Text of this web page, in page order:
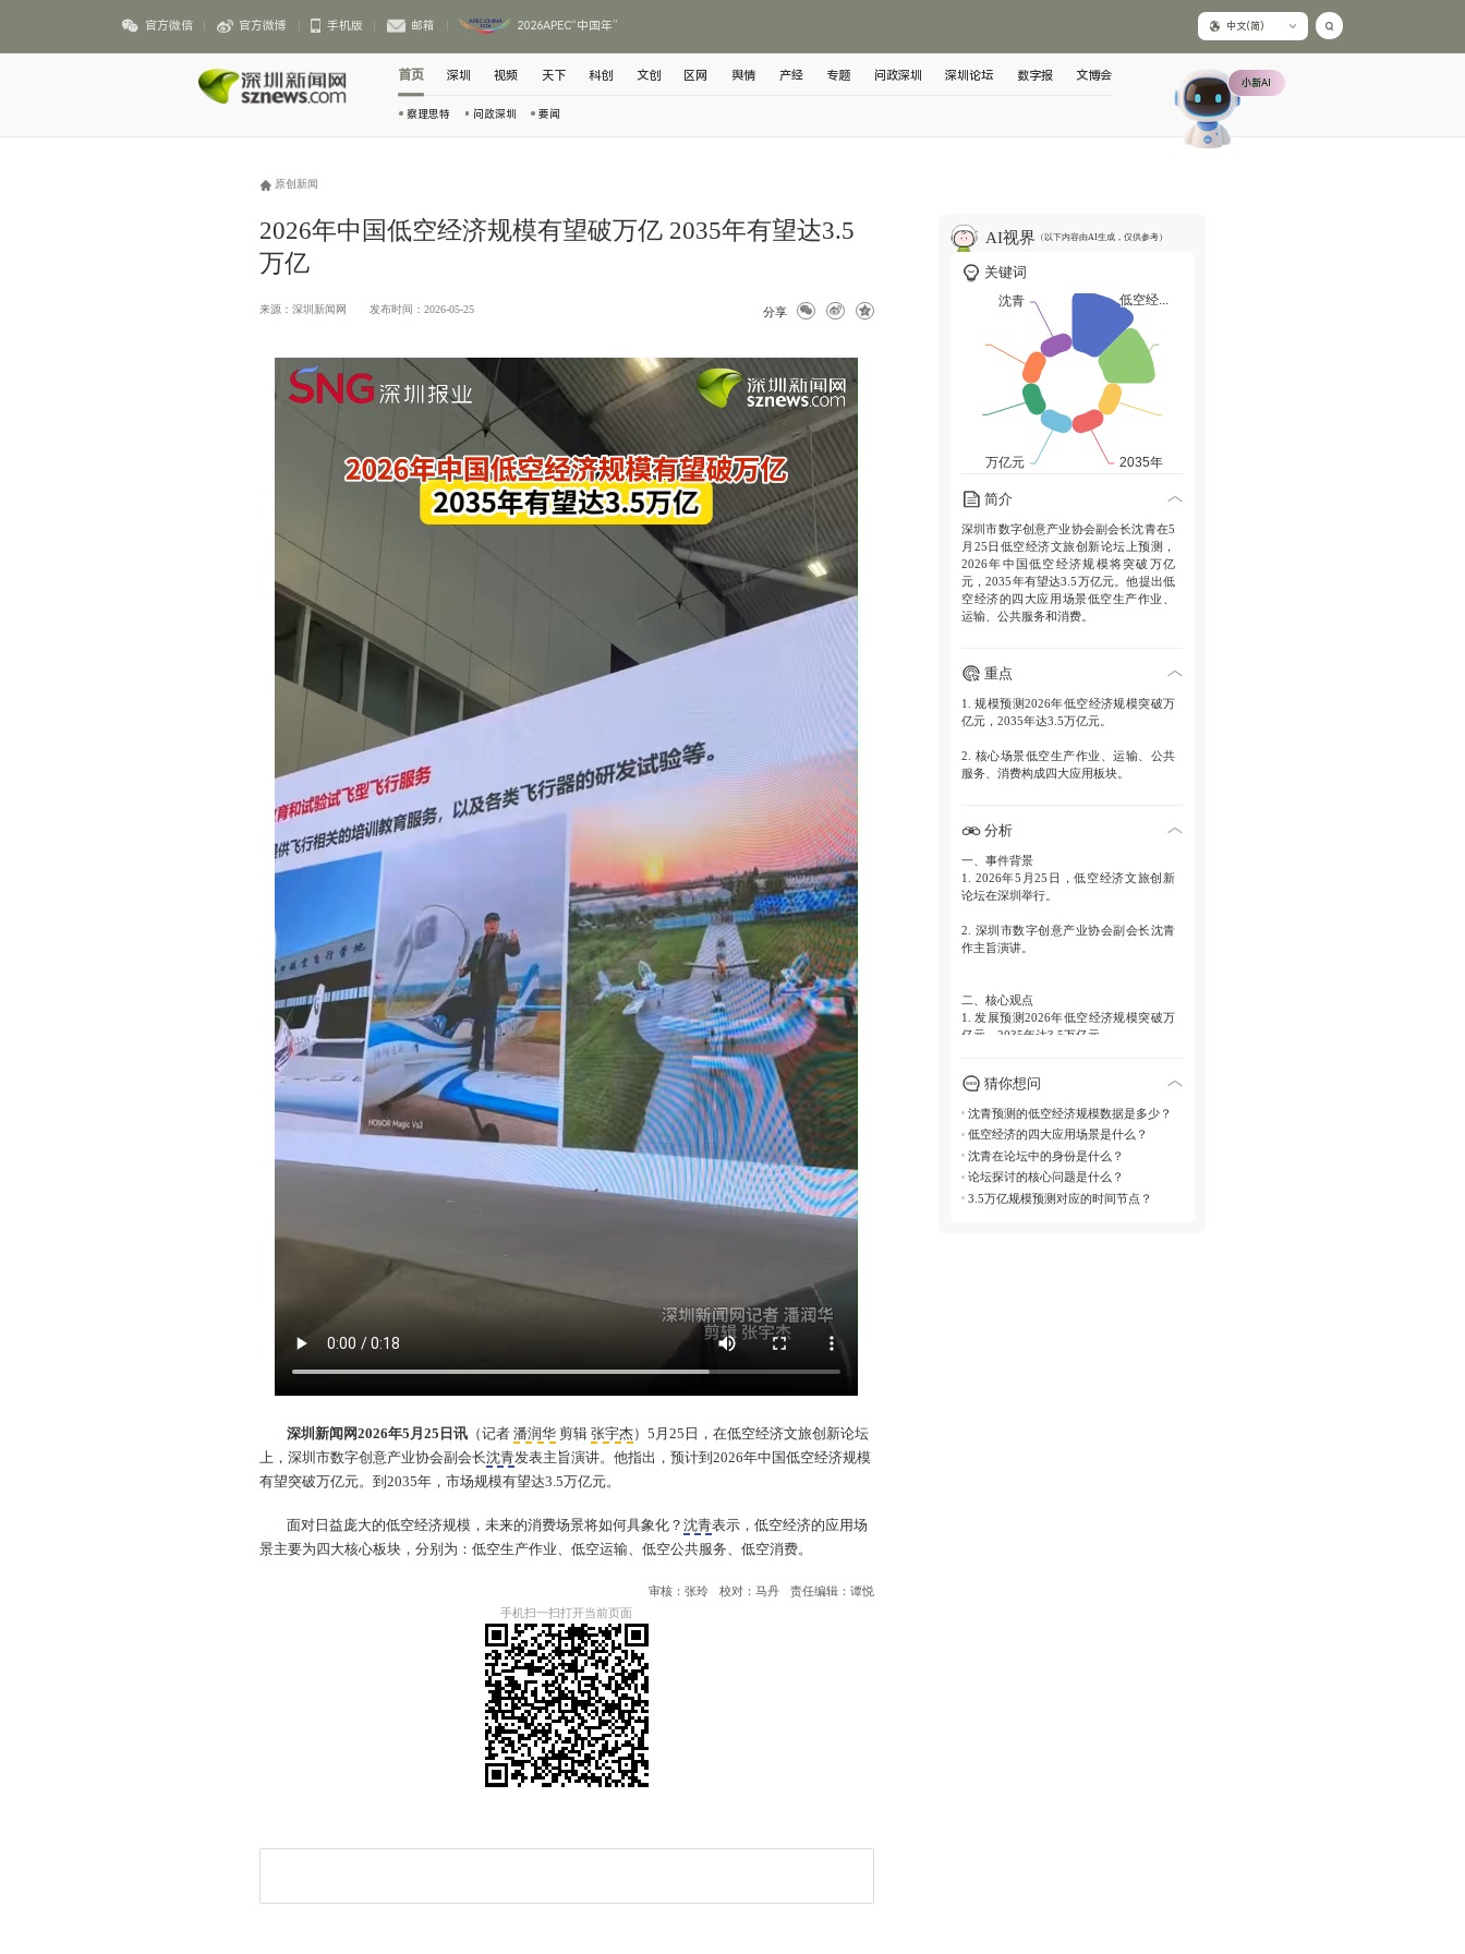
官方微信 官方微博 手机版 邮箱 2026APEC“中国年” 中文(简)
首页
察理思特 问政深圳 要闻
深圳 视频 天下 科创 文创 区网 舆情 产经 专题 问政深圳 深圳论坛 数字报 文博会 小新AI
原创新闻
2026年中国低空经济规模有望破万亿 2035年有望达3.5
万亿
来源：深圳新闻网 发布时间：2026-05-25 分享
深圳新闻网2026年5月25日讯 （记者潘润华 剪辑张宇杰）5月25日，在低空经济文旅创新论坛
上，深圳市数字创意产业协会副会长沈青发表主旨演讲。他指出，预计到2026年中国低空经济规模
有望突破万亿元。到2035年，市场规模有望达3.5万亿元。
面对日益庞大的低空经济规模，未来的消费场景将如何具象化？沈青表示，低空经济的应用场
景主要为四大核心板块，分别为：低空生产作业、低空运输、低空公共服务、低空消费。
审核：张玲 校对：马丹
责任编辑：谭悦
手机扫一扫打开当前页面
AI视界 （以下内容由AI生成，仅供参考）
关键词
简介
深圳市数字创意产业协会副会长沈青在5
月25日低空经济文旅创新论坛上预测，
2026年中国低空经济规模将突破万亿
元，2035年有望达3.5万亿元。他提出低
空经济的四大应用场景低空生产作业、
运输、公共服务和消费。
重点
1. 规模预测2026年低空经济规模突破万
亿元，2035年达3.5万亿元。
2. 核心场景低空生产作业、运输、公共
服务、消费构成四大应用板块。
分析
一、事件背景
1. 2026年5月25日，低空经济文旅创新
论坛在深圳举行。
2. 深圳市数字创意产业协会副会长沈青
作主旨演讲。
二、核心观点
1. 发展预测2026年低空经济规模突破万
亿元，2035年达3.5万亿元。
服务、消费构成四大核心板块。
三、产业价值
1. 规模预测为行业提供明确发展预期。
2. 场景分类框架推动应用落地实践。
猜你想问
沈青预测的低空经济规模数据是多少？
低空经济的四大应用场景是什么？
沈青在论坛中的身份是什么？
论坛探讨的核心问题是什么？
3.5万亿规模预测对应的时间节点？